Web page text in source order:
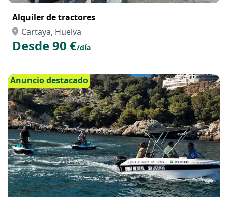
Alquiler de tractores
Cartaya, Huelva
Desde 90 €/día
Anuncio destacado